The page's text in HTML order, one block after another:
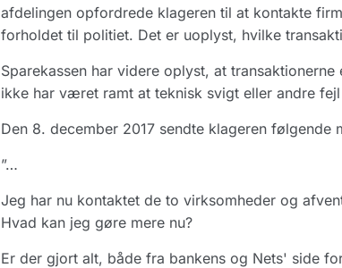
afdelingen opfordrede klageren til at kontakte
forholdet til politiet. Det er uoplyst, hvilke
Sparekassen har videre oplyst, at
ikke har været ramt at teknisk svigt eller andre
Den 8. december 2017 sendte klageren følgende
”…
Jeg har nu kontaktet de to virksomheder og
Hvad kan jeg gøre mere nu?
Er der gjort alt, både fra bankens og Nets' side